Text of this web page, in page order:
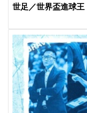
世足／世界盃進球